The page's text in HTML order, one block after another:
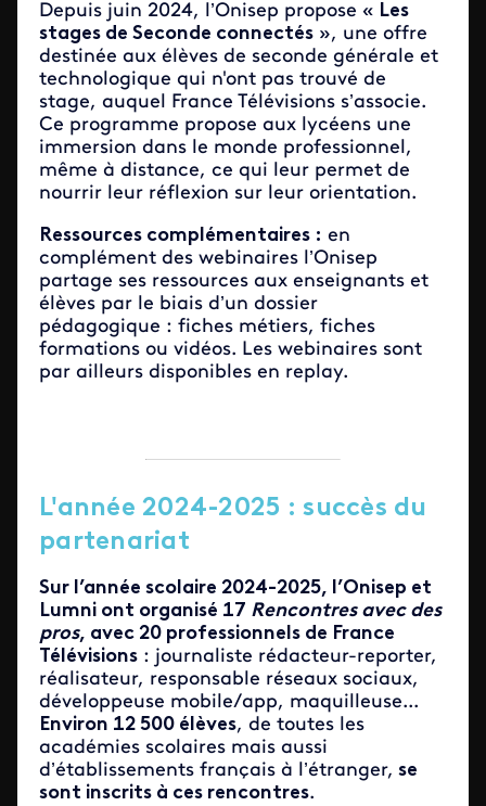
Depuis juin 2024, l’Onisep propose « Les
stages de Seconde connectés », une offre
destinée aux élèves de seconde générale et
technologique qui n'ont pas trouvé de
stage, auquel France Télévisions s’associe.
Ce programme propose aux lycéens une
immersion dans le monde professionnel,
même à distance, ce qui leur permet de
nourrir leur réflexion sur leur orientation.
Ressources complémentaires : en
complément des webinaires l’Onisep
partage ses ressources aux enseignants et
élèves par le biais d’un dossier
pédagogique : fiches métiers, fiches
formations ou vidéos. Les webinaires sont
par ailleurs disponibles en replay.
L'année 2024-2025 : succès du
partenariat
Sur l’année scolaire 2024-2025, l’Onisep et
Lumni ont organisé 17 Rencontres avec des
pros, avec 20 professionnels de France
Télévisions : journaliste rédacteur-reporter,
réalisateur, responsable réseaux sociaux,
développeuse mobile/app, maquilleuse...
Environ 12 500 élèves, de toutes les
académies scolaires mais aussi
d’établissements français à l’étranger, se
sont inscrits à ces rencontres.